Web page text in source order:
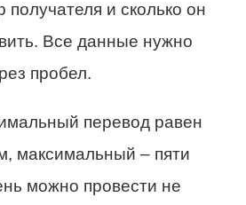
получателя и сколько он
Все данные нужно
пробел.
перевод равен
максимальный – пяти
можно провести не